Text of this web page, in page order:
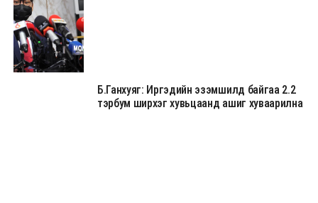
Б.Ганхуяг: Иргэдийн эзэмшилд байгаа 2.2
тэрбум ширхэг хувьцаанд ашиг хуваарилна